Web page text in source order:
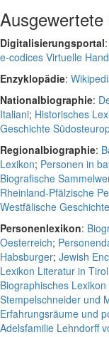
Ausgewertete
Digitalisierungsportal:
e-codices Virtuelle
Enzyklopädie:
Nationalbiographie:
Italiani; Historisches
Geschichte
Regionalbiographie:
Lexikon; Personen in
Biografische
Rheinland-Pfälzische
Westfälische Geschichte
Personenlexikon:
Oesterreich;
Habsburger; Jewish
Lexikon Literatur in
Biographisches
Stempelschneider und
Erfahrungsräume und
Adelsfamilie Lehndorff